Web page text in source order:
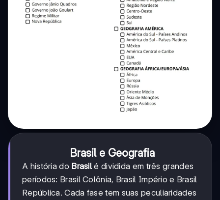
Brasil e Geografia
A história do Brasil é dividida em três grandes
períodos: Brasil Colônia, Brasil Império e Brasil
República. Cada fase tem suas peculiaridades